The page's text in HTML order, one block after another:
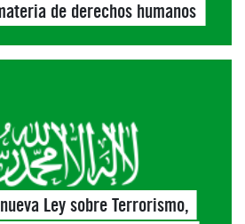
de derechos humanos
Ley sobre Terrorismo,